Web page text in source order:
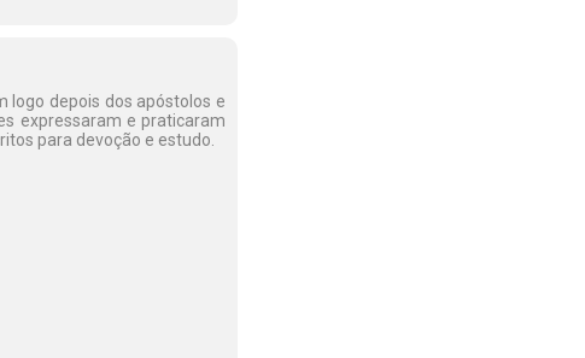
logo depois dos apóstolos e
expressaram e praticaram
para devoção e estudo.